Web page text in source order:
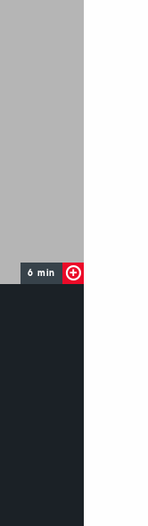
6 min